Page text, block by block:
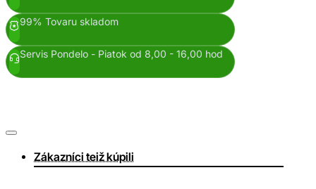
99% Tovaru skladom
Servis Pondelo - Piatok od 8,00 - 16,00 hod
Zákazníci teiž kúpili